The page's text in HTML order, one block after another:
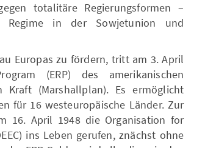
totalitäre Regierungsformen –
Regime in der Sowjetunion und
Europas zu fördern, tritt am 3. April
(ERP) des amerikanischen
Kraft (Marshallplan). Es ermöglicht
für 16 westeuropäische Länder. Zur
16. April 1948 die Organisation for
ins Leben gerufen, znächst ohne